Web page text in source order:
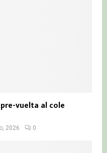
vuelta al cole
2026 0